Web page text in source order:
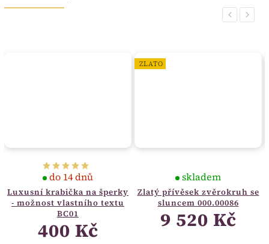
Previous
Luxusní krabička na šperky
- možnost vlastního textu
BC01
do 14 dnů
400 Kč
ZLATO
Zlatý přívěsek zvěrokruh se
sluncem 000.00086
skladem
9 520 Kč
Next